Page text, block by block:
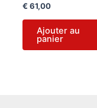
€ 61,00
Ajouter au
panier